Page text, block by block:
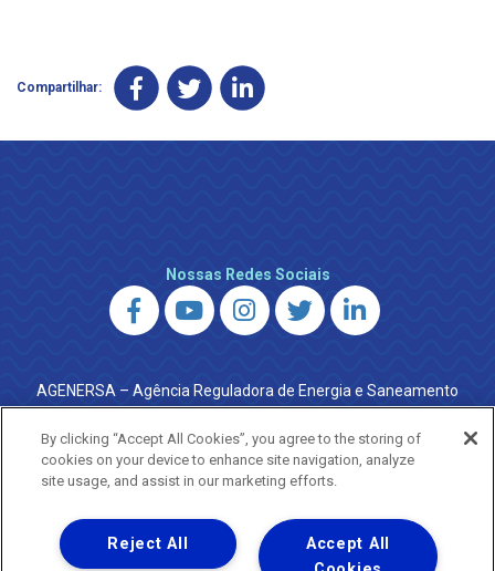
Compartilhar:
Nossas Redes Sociais
AGENERSA – Agência Reguladora de Energia e Saneamento
do Estado do Rio de Janeiro
0800 024 9040 · (21) 2332-6457 (WhatsApp) ·
ouvidoria@agenersa.rj.gov.br/ouvidoria.agenersa@gmail.com
·http://www.agenersa.rj.gov.br
By clicking “Accept All Cookies”, you agree to the storing of
cookies on your device to enhance site navigation, analyze
site usage, and assist in our marketing efforts.
Accept All
Reject All